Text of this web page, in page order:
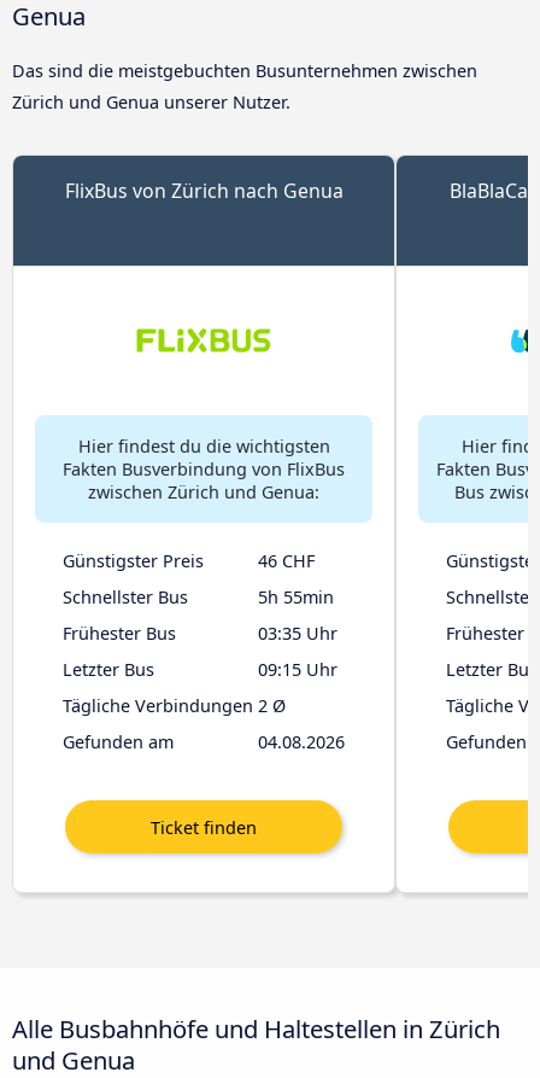
Genua
Das sind die meistgebuchten Busunternehmen zwischen
Zürich und Genua unserer Nutzer.
FlixBus von Zürich nach Genua
Hier findest du die wichtigsten
Fakten Busverbindung von FlixBus
zwischen Zürich und Genua:
Günstigster Preis
46 CHF
Schnellster Bus
5h 55min
Frühester Bus
03:35 Uhr
Letzter Bus
09:15 Uhr
Tägliche Verbindungen 2 Ø
Gefunden am
04.08.2026
Hier
Fakten
Bus
Schnellster
Frühester
Letzter Bus
Tägliche
Gefunden
Alle Busbahnhöfe und Haltestellen in Zürich
und Genua